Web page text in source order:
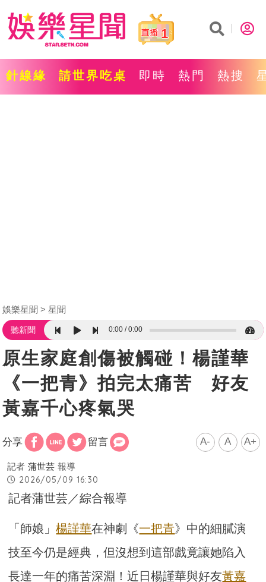
1
針線緣 請世界吃桌 即時 熱門 熱搜
娛樂星聞 星聞
聽新聞 0:00 0:00
原生家庭創傷被觸碰！楊謹華
《一把青》拍完太痛苦 好友
黃嘉千心疼氣哭
分享 留言 A- A A+
記者 蒲世芸 報導
2026/05/09 16:30
記者蒲世芸／綜合報導
「師娘」楊謹華在神劇《一把青》中的細膩演
技至今仍是經典，但沒想到這部戲竟讓她陷入
長達一年的痛苦深淵！近日楊謹華與好友黃嘉